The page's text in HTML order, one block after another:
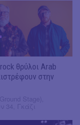
θρύλοι Arab
στην